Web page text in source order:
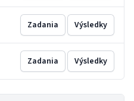
Zadania Výsledky
Zadania Výsledky